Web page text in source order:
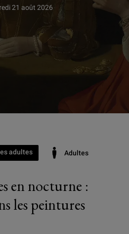
21 août 2026
en nocturne :
les peintures
adultes Adultes